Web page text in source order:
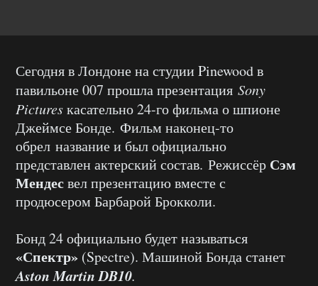
Сегодня в Лондоне на студии Pinewood в
павильоне 007 прошла презентация Sony
Picturesкасательно 24-го фильма о шпионе
Джеймсе Бонде. Фильм наконец-то
обрел название и был официально
представлен актерский состав. Режиссёр Сэм
Мендесвел презентацию вместе с
продюсером Барбарой Брокколи.
Бонд 24 официально будет называться
«Спектр» (Spectre). Машиной Бонда станет
Aston Martin DB10.